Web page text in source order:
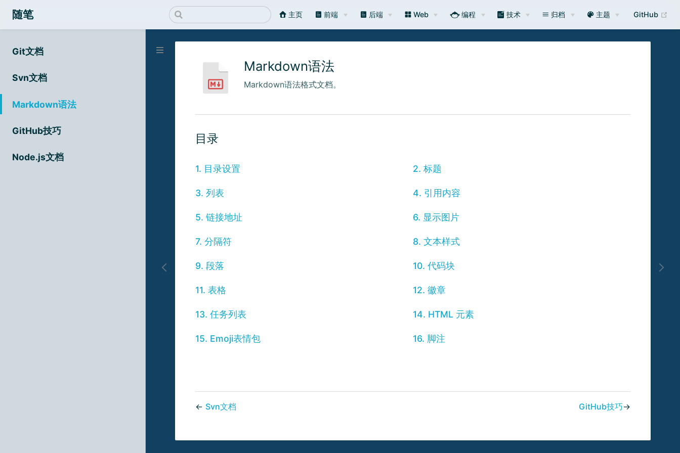
随笔 主页 前端 后端 Web 编程 技术 归档 主题 GitHub
Git文档
Svn文档
Markdown语法
GitHub技巧
Node.js文档
Markdown语法
Markdown语法格式文档。
目录
1. 目录设置 2. 标题
3. 列表 4. 引用内容
5. 链接地址 6. 显示图片
7. 分隔符 8. 文本样式
9. 段落 10. 代码块
11. 表格 12. 徽章
13. 任务列表 14. HTML 元素
15. Emoji表情包 16. 脚注
← Svn文档 GitHub技巧→